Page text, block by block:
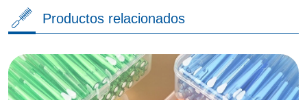
Productos relacionados